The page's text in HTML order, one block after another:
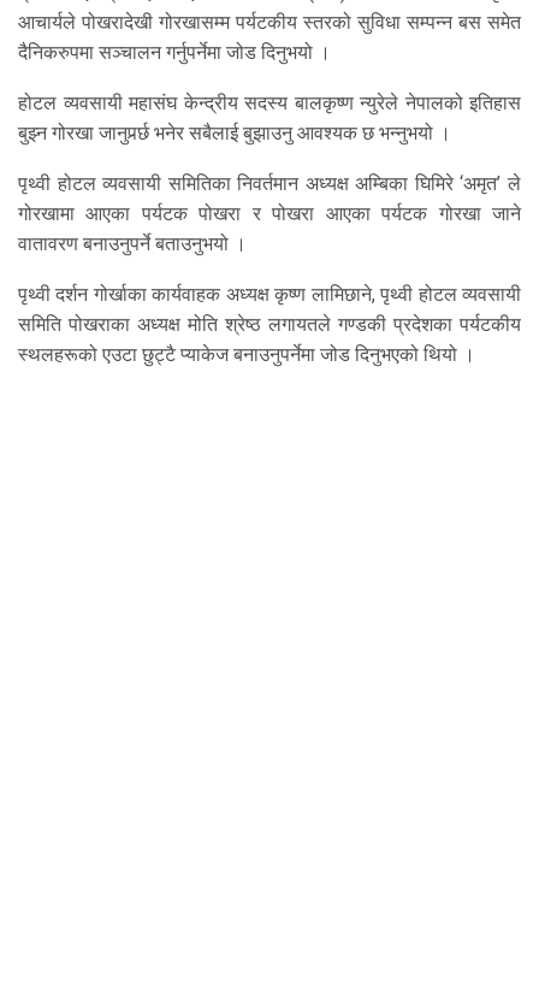
आचार्यले पोखरादेखी गोरखासम्म पर्यटकीय स्तरको सुविधा सम्पन्न बस समेत
दैनिकरुपमा सञ्चालन गर्नुपर्नेमा जोड दिनुभयो ।
होटल व्यवसायी महासंघ केन्द्रीय सदस्य बालकृष्ण न्युरेले नेपालको इतिहास
बुझ्न गोरखा जानुपर्र्छ भनेर सबैलाई बुझाउनु आवश्यक छ भन्नुभयो ।
पृथ्वी होटल व्यवसायी समितिका निवर्तमान अध्यक्ष अम्बिका घिमिरे ‘अमृत’ ले
गोरखामा आएका पर्यटक पोखरा र पोखरा आएका पर्यटक गोरखा जाने
वातावरण बनाउनुपर्ने बताउनुभयो ।
पृथ्वी दर्शन गोर्खाका कार्यवाहक अध्यक्ष कृष्ण लामिछाने, पृथ्वी होटल व्यवसायी
समिति पोखराका अध्यक्ष मोति श्रेष्ठ लगायतले गण्डकी प्रदेशका पर्यटकीय
स्थलहरूको एउटा छुट्टै प्याकेज बनाउनुपर्नेमा जोड दिनुभएको थियो ।